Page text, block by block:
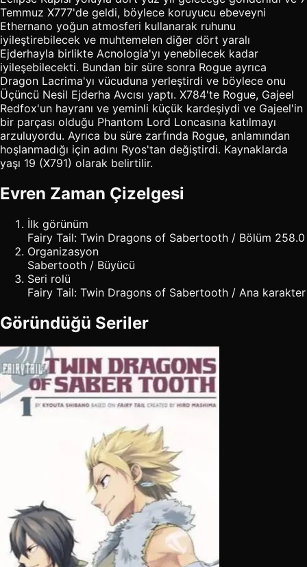
Temmuz X777'de geldi, böylece koruyucu ebeveyni
Ethernano yoğun atmosferi kullanarak ruhunu
iyileştirebilecek ve muhtemelen diğer dört yaralı
Ejderhayla birlikte Acnologia'yı yenebilecek kadar
iyileşebilecekti. Bundan bir süre sonra Rogue ayrıca
Dragon Lacrima'yı vücuduna yerleştirdi ve böylece onu
Üçüncü Nesil Ejderha Avcısı yaptı. X784'te Rogue, Gajeel
Redfox'un hayranı ve yeminli küçük kardeşiydi ve Gajeel'in
bir parçası olduğu Phantom Lord Loncasına katılmayı
arzuluyordu. Ayrıca bu süre zarfında Rogue, anlamından
hoşlanmadığı için adını Ryos'tan değiştirdi. Kaynaklarda
yaşı 19 (X791) olarak belirtilir.
Evren Zaman Çizelgesi
İlk görünüm
Fairy Tail: Twin Dragons of Sabertooth / Bölüm 258.0
Organizasyon
Sabertooth / Büyücü
Seri rolü
Fairy Tail: Twin Dragons of Sabertooth / Ana karakter
Göründüğü Seriler